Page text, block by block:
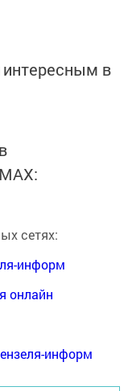
в
сетях:
информ
онлайн
информ